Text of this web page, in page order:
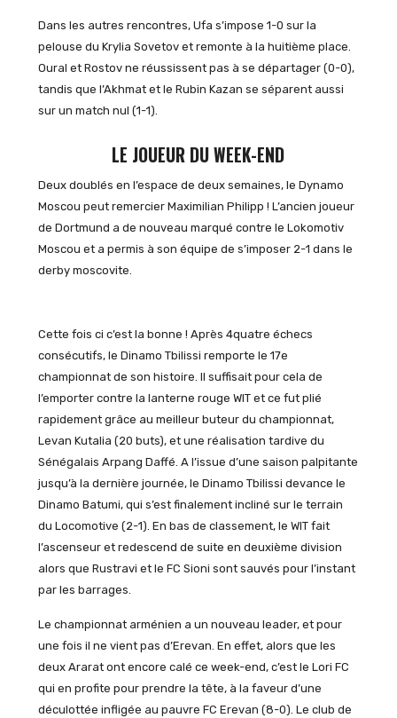
Dans les autres rencontres, Ufa s’impose 1-0 sur la
pelouse du Krylia Sovetov et remonte à la huitième place.
Oural et Rostov ne réussissent pas à se départager (0-0),
tandis que l’Akhmat et le Rubin Kazan se séparent aussi
sur un match nul (1-1).
LE JOUEUR DU WEEK-END
Deux doublés en l’espace de deux semaines, le Dynamo
Moscou peut remercier Maximilian Philipp ! L’ancien joueur
de Dortmund a de nouveau marqué contre le Lokomotiv
Moscou et a permis à son équipe de s’imposer 2-1 dans le
derby moscovite.
Cette fois ci c’est la bonne ! Après 4quatre échecs
consécutifs, le Dinamo Tbilissi remporte le 17e
championnat de son histoire. Il suffisait pour cela de
l’emporter contre la lanterne rouge WIT et ce fut plié
rapidement grâce au meilleur buteur du championnat,
Levan Kutalia (20 buts), et une réalisation tardive du
Sénégalais Arpang Daffé. A l’issue d’une saison palpitante
jusqu’à la dernière journée, le Dinamo Tbilissi devance le
Dinamo Batumi, qui s’est finalement incliné sur le terrain
du Locomotive (2-1). En bas de classement, le WIT fait
l’ascenseur et redescend de suite en deuxième division
alors que Rustravi et le FC Sioni sont sauvés pour l’instant
par les barrages.
Le championnat arménien a un nouveau leader, et pour
une fois il ne vient pas d’Erevan. En effet, alors que les
deux Ararat ont encore calé ce week-end, c’est le Lori FC
qui en profite pour prendre la tête, à la faveur d’une
déculottée infligée au pauvre FC Erevan (8-0). Le club de